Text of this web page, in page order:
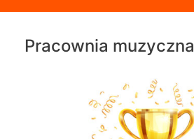
Pracownia muzyczna